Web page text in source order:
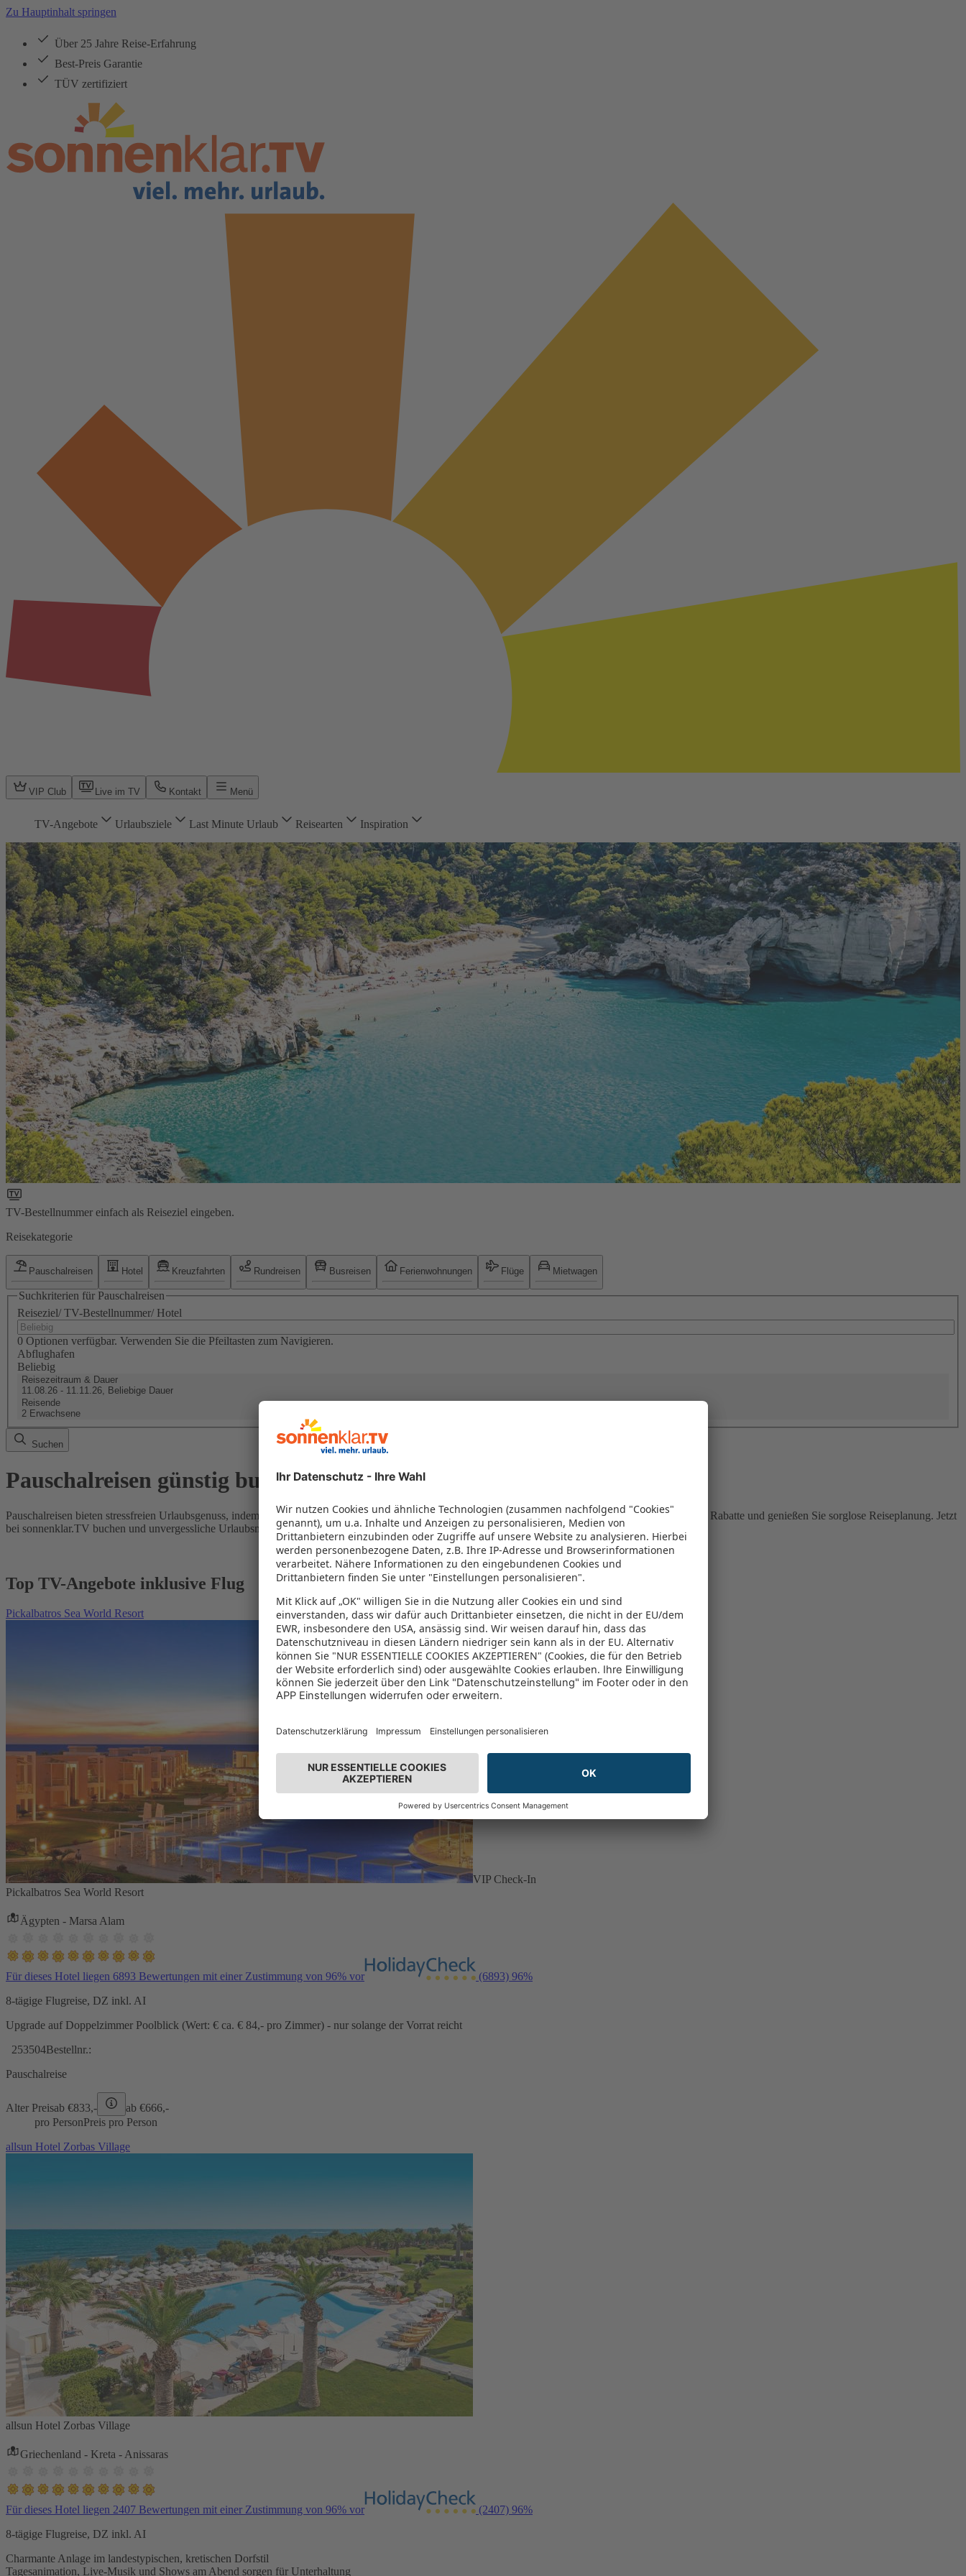
Zu Hauptinhalt springen
Über 25 Jahre Reise-Erfahrung
Best-Preis Garantie
TÜV zertifiziert
VIP Club Live im TV Kontakt Menü
TV-Angebote Urlaubsziele Last Minute Urlaub Reisearten Inspiration
TV-Bestellnummer einfach als Reiseziel eingeben.
Reisekategorie
Pauschalreisen Hotel Kreuzfahrten Rundreisen Busreisen Ferienwohnungen Flüge Mietwagen
Suchkriterien für Pauschalreisen
Reiseziel/ TV-Bestellnummer/ Hotel
0 Optionen verfügbar. Verwenden Sie die Pfeiltasten zum Navigieren.
Abflughafen
Beliebig
Reisezeitraum & Dauer
11.08.26 - 11.11.26, Beliebige Dauer
Reisende
2 Erwachsene
Suchen
Pauschalreisen günstig buchen
Pauschalreisen bieten stressfreien Urlaubsgenuss, indem Flug und Hotel in einem Paket kombiniert werden – das spart Zeit und Geld. Nutzen Sie attraktive Rabatte und genießen Sie sorglose Reiseplanung. Jetzt
bei sonnenklar.TV buchen und unvergessliche Urlaubsmomente erleben!
Top TV-Angebote inklusive Flug
Pickalbatros Sea World Resort
VIP Check-In
Pickalbatros Sea World Resort
Ägypten - Marsa Alam
Für dieses Hotel liegen 6893 Bewertungen mit einer Zustimmung von 96% vor (6893) 96%
8-tägige Flugreise, DZ inkl. AI
Upgrade auf Doppelzimmer Poolblick (Wert: € ca. € 84,- pro Zimmer) - nur solange der Vorrat reicht
253504Bestellnr.:
Pauschalreise
Alter Preisab €833,- ab €666,-
pro PersonPreis pro Person
allsun Hotel Zorbas Village
allsun Hotel Zorbas Village
Griechenland - Kreta - Anissaras
Für dieses Hotel liegen 2407 Bewertungen mit einer Zustimmung von 96% vor (2407) 96%
8-tägige Flugreise, DZ inkl. AI
Charmante Anlage im landestypischen, kretischen Dorfstil
Tagesanimation, Live-Musik und Shows am Abend sorgen für Unterhaltung